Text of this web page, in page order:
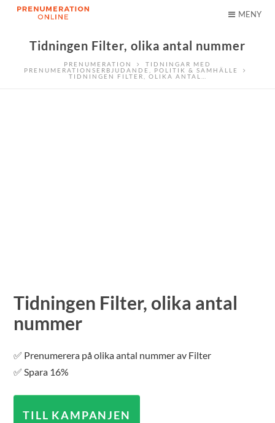
MENY
Tidningen Filter, olika antal nummer
PRENUMERATION
TIDNINGAR MED
PRENUMERATIONSERBJUDANDE
POLITIK & SAMHÄLLE
TIDNINGEN FILTER, OLIKA ANTAL…
Tidningen Filter, olika antal
nummer
✅ Prenumerera på olika antal nummer av Filter
✅ Spara 16%
TILL KAMPANJEN